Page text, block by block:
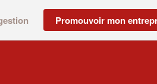
Promouvoir mon